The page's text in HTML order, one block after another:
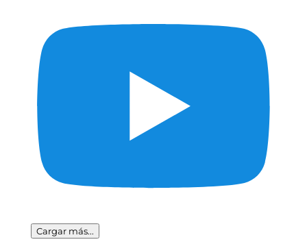
Cargar más...